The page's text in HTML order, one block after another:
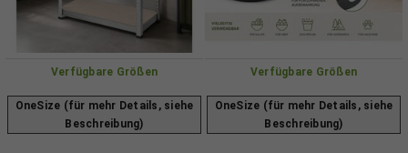
Verfügbare Größen
OneSize (für mehr Details, siehe
Beschreibung)
Verfügbare Größen
OneSize (für mehr Details, siehe
Beschreibung)